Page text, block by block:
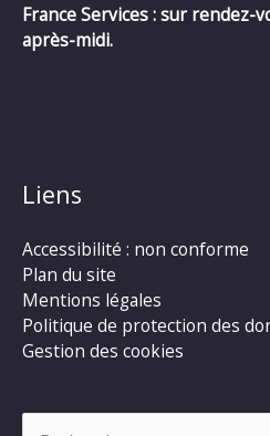
France Services : sur rendez-
après-midi.
Liens
Accessibilité : non conforme
Plan du site
Mentions légales
Politique de protection des
Gestion des cookies